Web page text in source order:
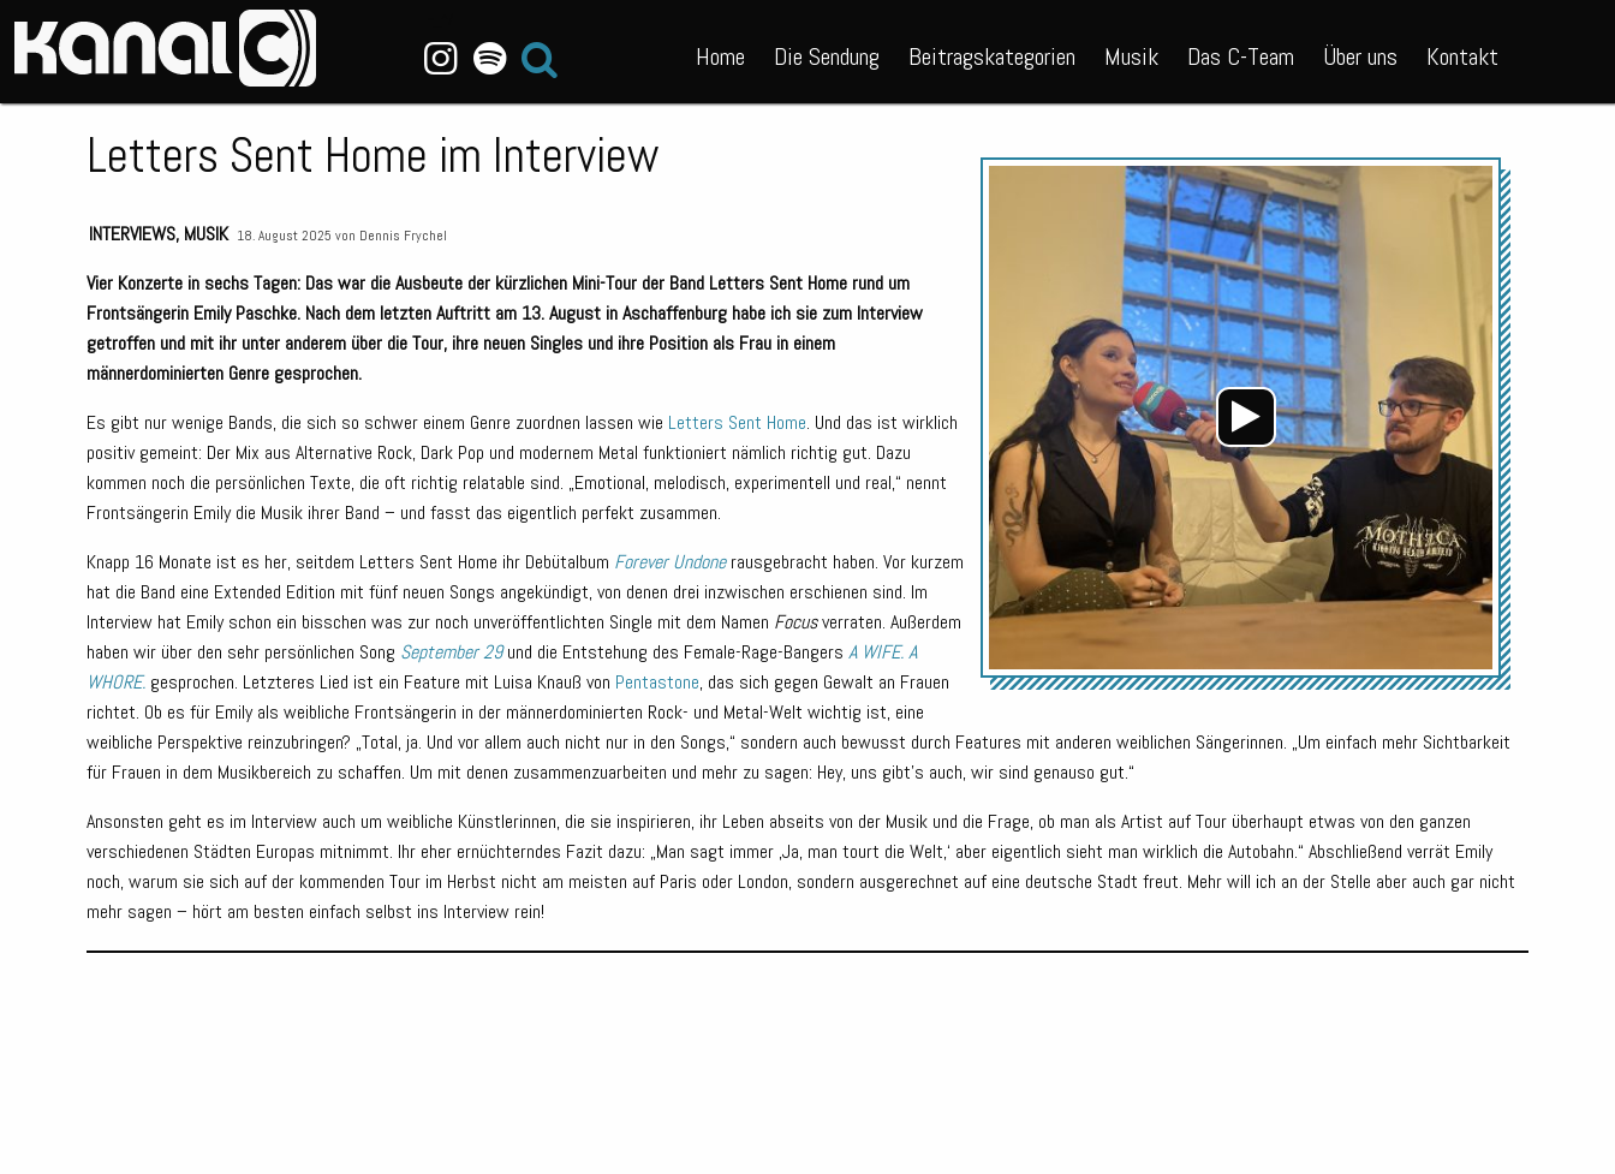
Home Die Sendung Beitragskategorien Musik Das C-Team Über uns Kontakt
Audio-
Player
Letters Sent Home im Interview
INTERVIEWS, MUSIK 18. August 2025 von Dennis Frychel
Vier Konzerte in sechs Tagen: Das war die Ausbeute der kürzlichen Mini-Tour der Band Letters Sent Home rund um
Frontsängerin Emily Paschke. Nach dem letzten Auftritt am 13. August in Aschaffenburg habe ich sie zum Interview
getroffen und mit ihr unter anderem über die Tour, ihre neuen Singles und ihre Position als Frau in einem
männerdominierten Genre gesprochen.
Es gibt nur wenige Bands, die sich so schwer einem Genre zuordnen lassen wie Letters Sent Home. Und das ist wirklich
positiv gemeint: Der Mix aus Alternative Rock, Dark Pop und modernem Metal funktioniert nämlich richtig gut. Dazu
kommen noch die persönlichen Texte, die oft richtig relatable sind. „Emotional, melodisch, experimentell und real,“ nennt
Frontsängerin Emily die Musik ihrer Band – und fasst das eigentlich perfekt zusammen.
Knapp 16 Monate ist es her, seitdem Letters Sent Home ihr Debütalbum Forever Undonerausgebracht haben. Vor kurzem
hat die Band eine Extended Edition mit fünf neuen Songs angekündigt, von denen drei inzwischen erschienen sind. Im
Interview hat Emily schon ein bisschen was zur noch unveröffentlichten Single mit dem Namen Focusverraten. Außerdem
haben wir über den sehr persönlichen Song September 29und die Entstehung des Female-Rage-Bangers A WIFE. A
WHORE. gesprochen. Letzteres Lied ist ein Feature mit Luisa Knauß von Pentastone, das sich gegen Gewalt an Frauen
richtet. Ob es für Emily als weibliche Frontsängerin in der männerdominierten Rock- und Metal-Welt wichtig ist, eine
weibliche Perspektive reinzubringen? „Total, ja. Und vor allem auch nicht nur in den Songs,“ sondern auch bewusst durch Features mit anderen weiblichen Sängerinnen. „Um einfach mehr Sichtbarkeit
für Frauen in dem Musikbereich zu schaffen. Um mit denen zusammenzuarbeiten und mehr zu sagen: Hey, uns gibt’s auch, wir sind genauso gut.“
Ansonsten geht es im Interview auch um weibliche Künstlerinnen, die sie inspirieren, ihr Leben abseits von der Musik und die Frage, ob man als Artist auf Tour überhaupt etwas von den ganzen
verschiedenen Städten Europas mitnimmt. Ihr eher ernüchterndes Fazit dazu: „Man sagt immer ‚Ja, man tourt die Welt,‘ aber eigentlich sieht man wirklich die Autobahn.“ Abschließend verrät Emily
noch, warum sie sich auf der kommenden Tour im Herbst nicht am meisten auf Paris oder London, sondern ausgerechnet auf eine deutsche Stadt freut. Mehr will ich an der Stelle aber auch gar nicht
mehr sagen – hört am besten einfach selbst ins Interview rein!